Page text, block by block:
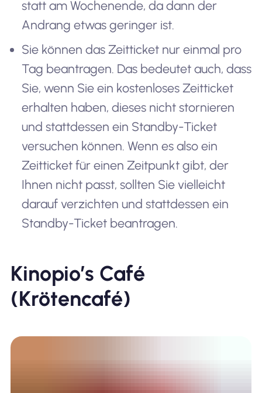
statt am Wochenende, da dann der
Andrang etwas geringer ist.
Sie können das Zeitticket nur einmal pro
Tag beantragen. Das bedeutet auch, dass
Sie, wenn Sie ein kostenloses Zeitticket
erhalten haben, dieses nicht stornieren
und stattdessen ein Standby-Ticket
versuchen können. Wenn es also ein
Zeitticket für einen Zeitpunkt gibt, der
Ihnen nicht passt, sollten Sie vielleicht
darauf verzichten und stattdessen ein
Standby-Ticket beantragen.
Kinopio’s Café
(Krötencafé)